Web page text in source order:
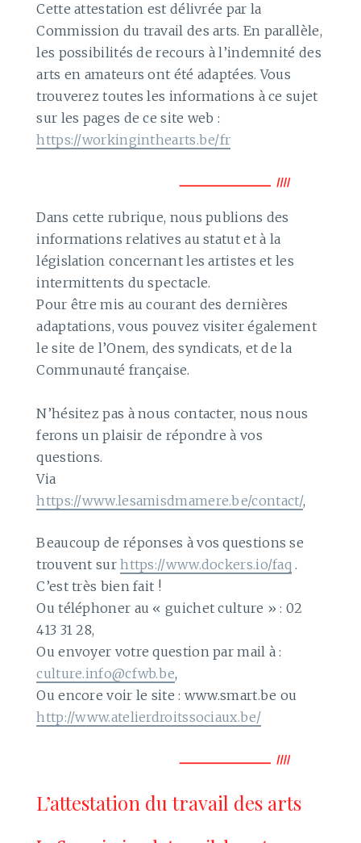
Cette attestation est délivrée par la
Commission du travail des arts. En parallèle,
les possibilités de recours à l’indemnité des
arts en amateurs ont été adaptées. Vous
trouverez toutes les informations à ce sujet
sur les pages de ce site web :
https://workinginthearts.be/fr
Dans cette rubrique, nous publions des
informations relatives au statut et à la
législation concernant les artistes et les
intermittents du spectacle.
Pour être mis au courant des dernières
adaptations, vous pouvez visiter également
le site de l’Onem, des syndicats, et de la
Communauté française.
N’hésitez pas à nous contacter, nous nous
ferons un plaisir de répondre à vos
questions.
Via
https://www.lesamisdmamere.be/contact/,
Beaucoup de réponses à vos questions se
trouvent surhttps://www.dockers.io/faq .
C’est très bien fait !
Ou téléphoner au « guichet culture » : 02
413 31 28,
Ou envoyer votre question par mail à :
culture.info@cfwb.be,
Ou encore voir le site : www.smart.be ou
http://www.atelierdroitssociaux.be/
L’attestation du travail des arts